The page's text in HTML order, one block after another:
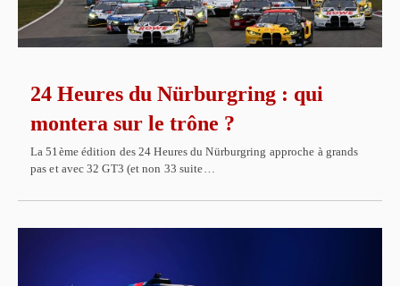
24 Heures du Nürburgring : qui
montera sur le trône ?
La 51ème édition des 24 Heures du Nürburgring approche à grands
pas et avec 32 GT3 (et non 33 suite…